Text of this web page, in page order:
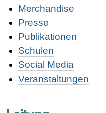
Merchandise
Presse
Publikationen
Schulen
Social Media
Veranstaltungen